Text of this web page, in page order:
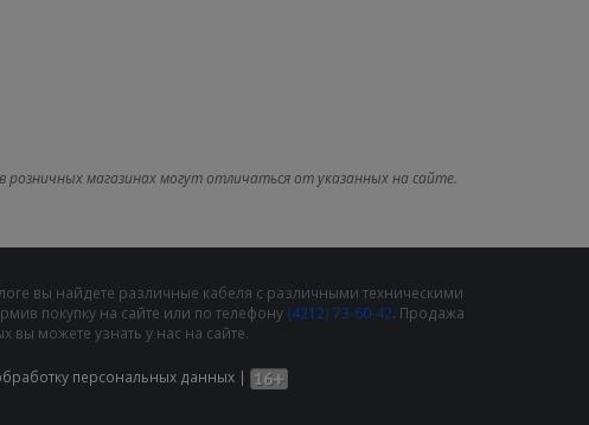
магазинах могут отличаться от указанных на сайте.
вы найдете различные кабеля с различными техническими
покупку на сайте или по телефону (4212) 73-60-42. Продажа
вы можете узнать у нас на сайте.
персональных данных |